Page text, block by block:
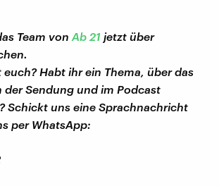
Team von Ab 21 jetzt über
Habt ihr ein Thema, über das
Sendung und im Podcast
Schickt uns eine Sprachnachricht
per WhatsApp: